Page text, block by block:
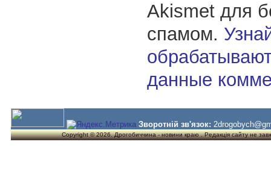
Akismet для
спамом.
данные
Зворотній зв'язок:
Copyright © 2026. Дрогобиччина - новини краю . Редакція сайту не